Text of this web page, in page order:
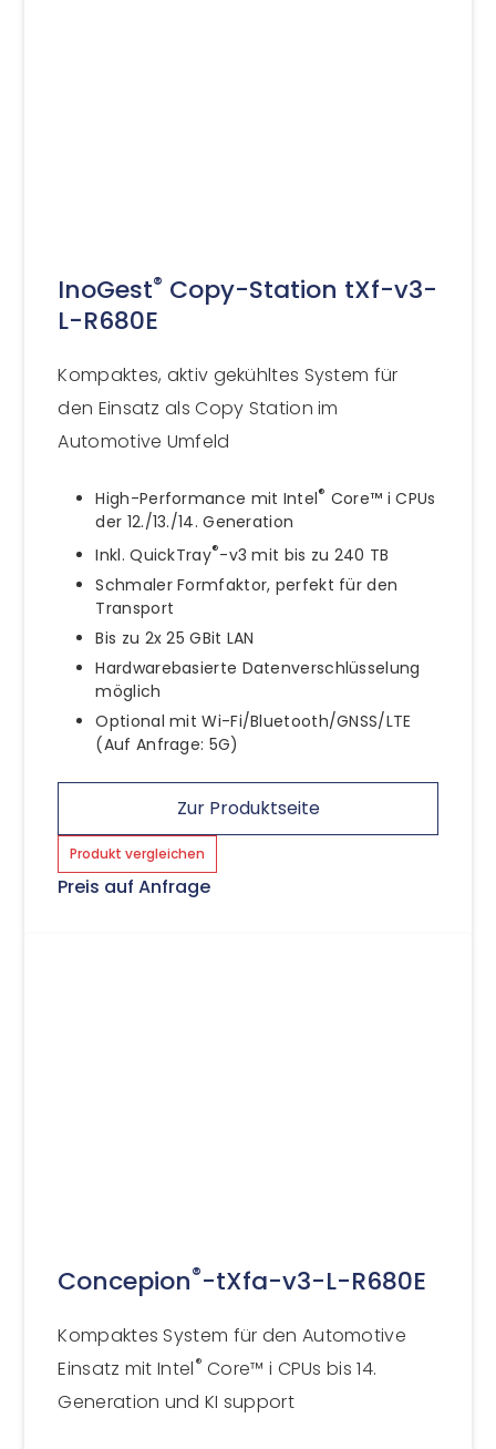
InoGest® Copy-Station tXf-v3-
L-R680E
Kompaktes, aktiv gekühltes System für
den Einsatz als Copy Station im
Automotive Umfeld
High-Performance mit Intel® Core™ i CPUs
der 12./13./14. Generation
Inkl. QuickTray®-v3 mit bis zu 240 TB
Schmaler Formfaktor, perfekt für den
Transport
Bis zu 2x 25 GBit LAN
Hardwarebasierte Datenverschlüsselung
möglich
Optional mit Wi-Fi/Bluetooth/GNSS/LTE
(Auf Anfrage: 5G)
Zur Produktseite
Produkt vergleichen
Preis auf Anfrage
Concepion®-tXfa-v3-L-R680E
Kompaktes System für den Automotive
Einsatz mit Intel® Core™ i CPUs bis 14.
Generation und KI support